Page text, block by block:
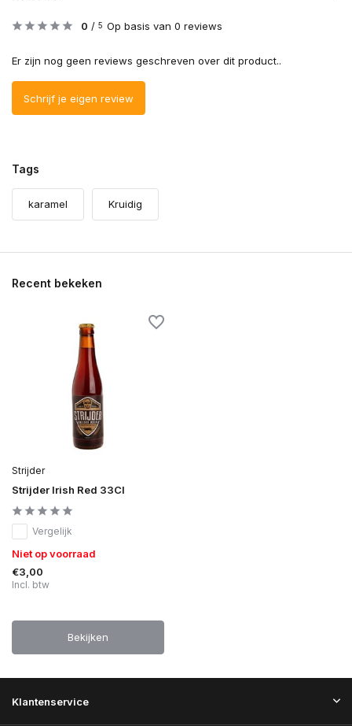
0 / 5 Op basis van 0 reviews
Er zijn nog geen reviews geschreven over dit product..
Schrijf je eigen review
Tags
karamel Kruidig
Recent bekeken
Strijder
Strijder Irish Red 33Cl
Vergelijk
Niet op voorraad
€3,00
Incl. btw
Bekijken
Klantenservice